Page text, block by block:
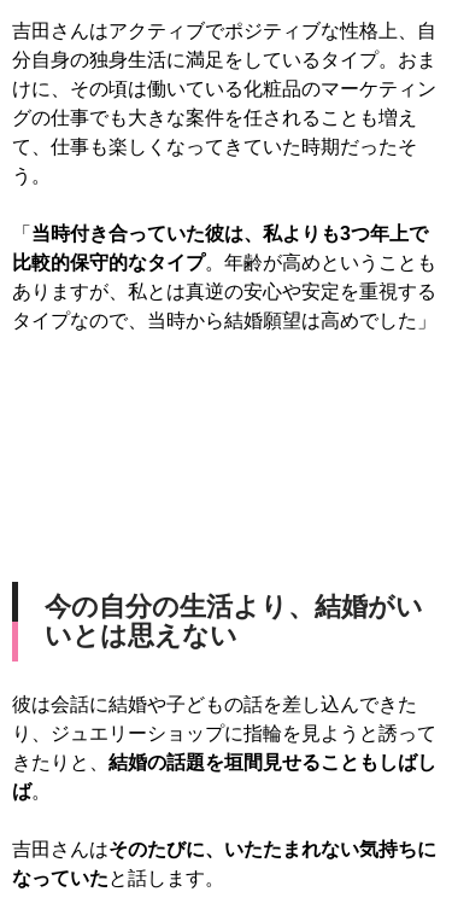
吉田さんはアクティブでポジティブな性格上、自
分自身の独身生活に満足をしているタイプ。おま
けに、その頃は働いている化粧品のマーケティン
グの仕事でも大きな案件を任されることも増え
て、仕事も楽しくなってきていた時期だったそ
う。
「 当時付き合っていた彼は、私よりも3つ年上で
比較的保守的なタイプ。年齢が高めということも
ありますが、私とは真逆の安心や安定を重視する
タイプなので、当時から結婚願望は高めでした」
今の自分の生活より、結婚がい
いとは思えない
彼は会話に結婚や子どもの話を差し込んできた
り、ジュエリーショップに指輪を見ようと誘って
きたりと、 結婚の話題を垣間見せることもしばし
ば。
吉田さんはそのたびに、いたたまれない気持ちに
なっていたと話します。